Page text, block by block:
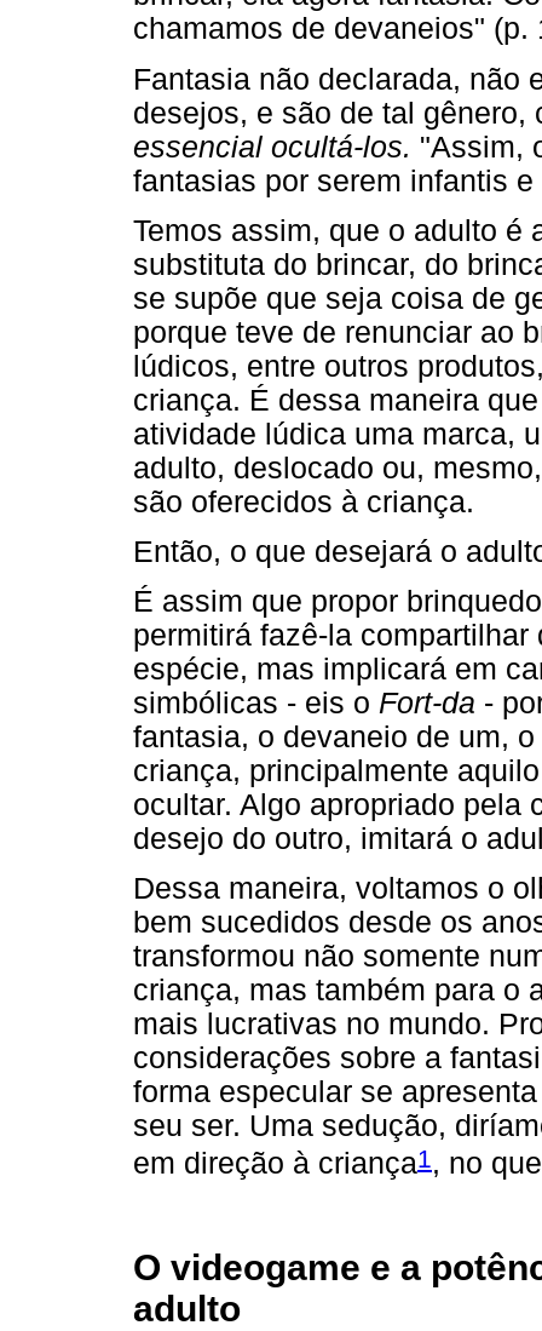
chamamos de devaneios" (p.
Fantasia não declarada, não
desejos, e são de tal gênero,
essencial ocultá-los. "Assim,
fantasias por serem infantis
Temos assim, que o adulto é
substituta do brincar, do
se supõe que seja coisa de
porque teve de renunciar ao
lúdicos, entre outros
criança. É dessa maneira
atividade lúdica uma marca,
adulto, deslocado ou,
são oferecidos à criança.
Então, o que desejará o
É assim que propor
permitirá fazê-la
espécie, mas implicará em
simbólicas - eis o Fort-da -
fantasia, o devaneio de um,
criança, principalmente
ocultar. Algo apropriado pela
desejo do outro, imitará o
Dessa maneira, voltamos o
bem sucedidos desde os
transformou não somente
criança, mas também para o
mais lucrativas no mundo.
considerações sobre a
forma especular se
seu ser. Uma sedução,
em direção à criança1 , no
O videogame e a
adulto